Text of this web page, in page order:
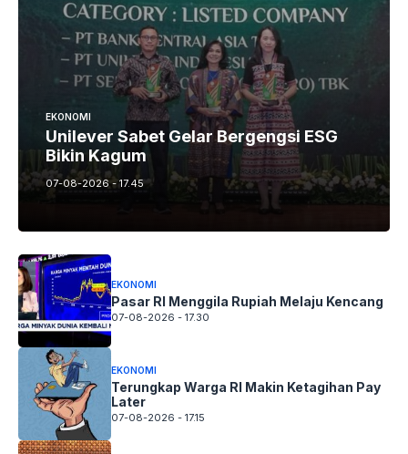
EKONOMI
Unilever Sabet Gelar Bergengsi ESG
Bikin Kagum
07-08-2026 - 17.45
EKONOMI
Pasar RI Menggila Rupiah Melaju Kencang
07-08-2026 - 17.30
EKONOMI
Terungkap Warga RI Makin Ketagihan Pay
Later
07-08-2026 - 17.15